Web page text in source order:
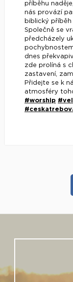
příběhu
nás provází
biblický
Společně se
předcházely
dnes
zde prolíná s
zastavení,
Přidejte se k
atmosféry
#worship